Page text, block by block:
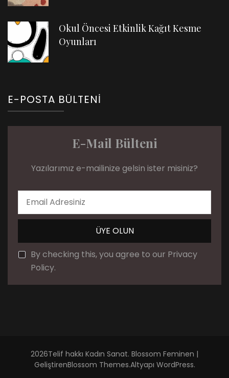
Okul Öncesi Etkinlik Kağıt Kesme
Oyunları
E-POSTA BÜLTENI
E-Mail Bülteni
Yazılarımız e-mailinize gelsin ister misiniz?
By checking this, you agree to our Privacy
Policy.
2026Telif hakkı Kadın Sanat. Blossom Feminen |
GeliştirenBlossom Themes.Altyapı WordPress.